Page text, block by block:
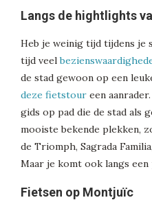
Langs de hightlights
Heb je weinig tijd tijdens je
tijd veel
de stad gewoon op een
deze fietstour een
gids op pad die de stad als
mooiste bekende plekken,
de Triomph, Sagrada
Maar je komt ook langs
Fietsen op Montjuïc